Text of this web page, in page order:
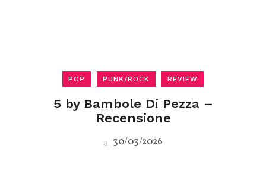
POP PUNK/ROCK REVIEW
5 by Bambole Di Pezza –
Recensione
30/03/2026